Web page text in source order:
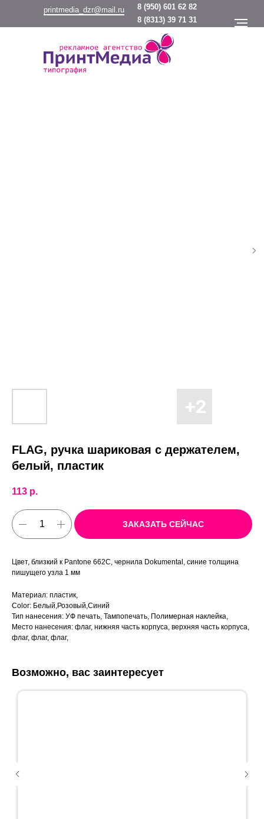
8 (950) 601 62 82
printmedia_dzr@mail.ru
8 (8313) 39 71 31
FLAG, ручка шариковая с держателем,
белый, пластик
113 р.
ЗАКАЗАТЬ СЕЙЧАС
Цвет, близкий к Pantone 662C, чернила Dokumental, синие толщина
пишущего узла 1 мм
Материал: пластик,
Color: Белый,Розовый,Синий
Тип нанесения: УФ печать, Тампопечать, Полимерная наклейка,
Место нанесения: флаг, нижняя часть корпуса, верхняя часть корпуса,
флаг, флаг, флаг,
Возможно, вас заинтересует